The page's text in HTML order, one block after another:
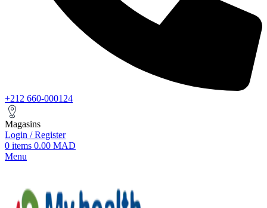
+212 660-000124
Magasins
Login / Register
0 items 0.00 MAD
Menu